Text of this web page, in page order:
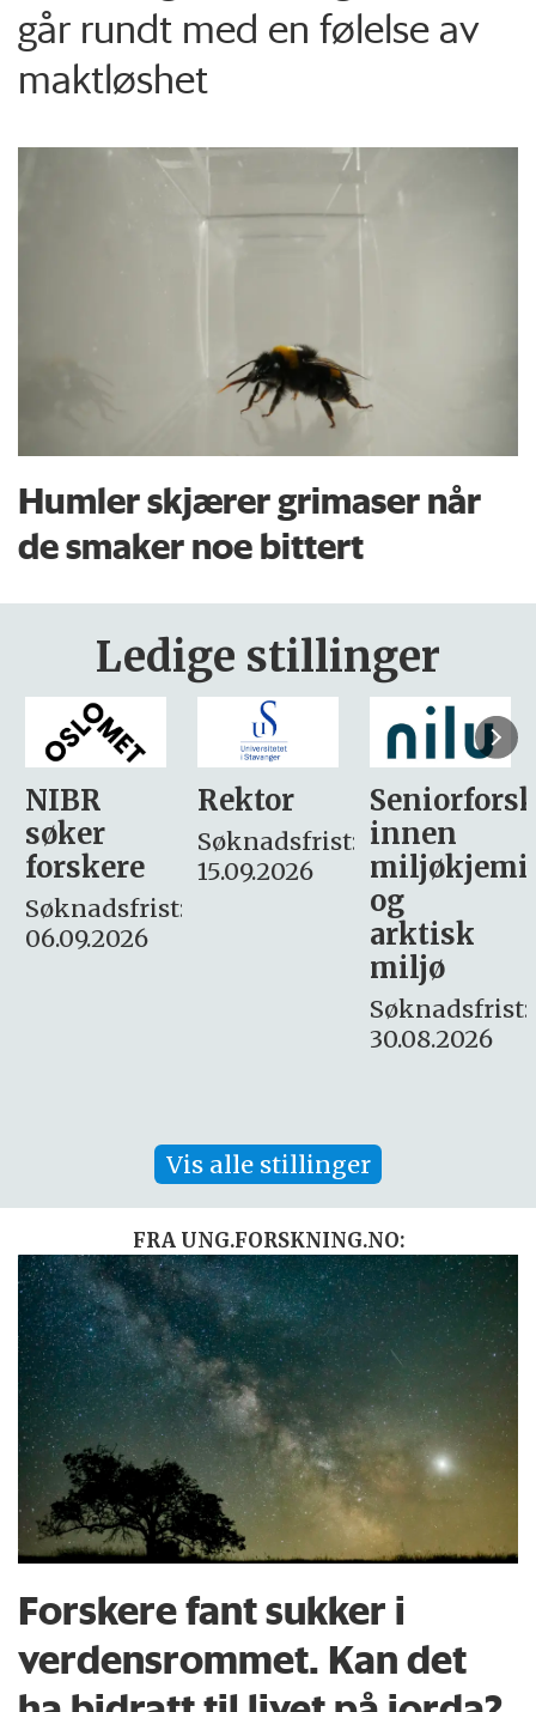
går rundt med en følelse av
maktløshet
Humler skjærer grimaser når
de smaker noe bittert
Ledige stillinger
Rektor
Søknadsfrist:
15.09.2026
Seniorforsker
innen
miljøkjemi
søker
– fast
Søknadsfrist:
16. august.
Vis alle stillinger
FRA UNG.FORSKNING.NO:
Forskere fant sukker i
verdensrommet. Kan det